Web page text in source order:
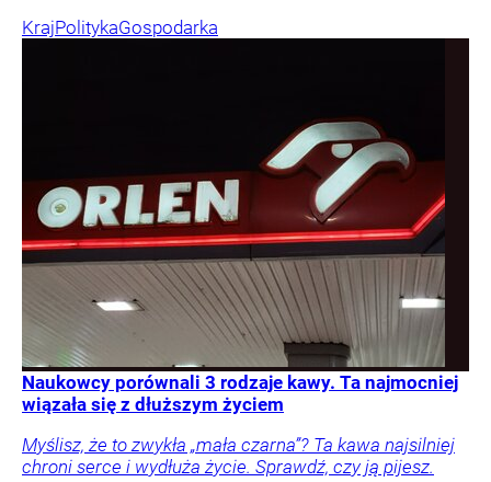
KrajPolitykaGospodarka
Naukowcy porównali 3 rodzaje kawy. Ta najmocniej
wiązała się z dłuższym życiem
Myślisz, że to zwykła „mała czarna”? Ta kawa najsilniej
chroni serce i wydłuża życie. Sprawdź, czy ją pijesz.